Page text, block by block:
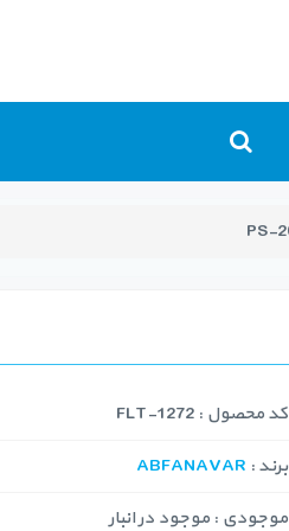
کد محصول : FLT-1272
برند : ABFANAVAR
موجودی : موجود در انبار